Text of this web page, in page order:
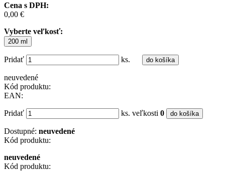
Cena s DPH:
0,00 €
Vyberte veľkosť:
200 ml
Pridať ks. do košíka
neuvedené
Kód produktu:
EAN:
Pridať ks. veľkosti 0 do košíka
Dostupné: neuvedené
Kód produktu:
neuvedené
Kód produktu: